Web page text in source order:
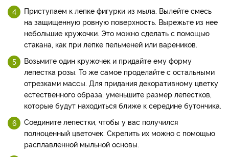
Приступаем к лепке фигурки из мыла. Вылейте смесь
на защищенную ровную поверхность. Вырежьте из нее
небольшие кружочки. Это можно сделать с помощью
стакана, как при лепке пельменей или вареников.
Возьмите один кружочек и придайте ему форму
лепестка розы. То же самое проделайте с остальными
отрезками массы. Для придания декоративному цветку
естественного образа, уменьшите размер лепестков,
которые будут находиться ближе к середине бутончика.
Соедините лепестки, чтобы у вас получился
полноценный цветочек. Скрепить их можно с помощью
расплавленной мыльной основы.